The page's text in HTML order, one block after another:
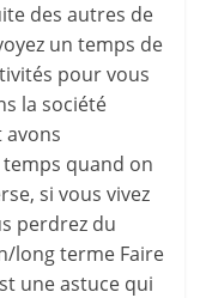
des autres de
un temps de
pour vous
la société
quand on
si vous vivez
perdrez du
long terme Faire
une astuce qui